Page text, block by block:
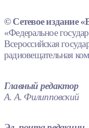
© Сетевое издание
«Федеральное
Всероссийская
радиовещательная
Главный редактор
А. А. Филипповский